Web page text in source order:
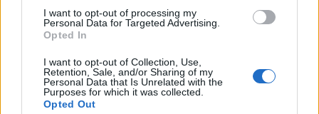
I want to opt-out of processing my
Personal Data for Targeted Advertising.
Opted In
I want to opt-out of Collection, Use,
Retention, Sale, and/or Sharing of my
Personal Data that Is Unrelated with the
Purposes for which it was collected.
Opted Out
ministeriale, né di sanzionare un uomo per un
innocuo banchetto in piazza.L’articolo 21non ha